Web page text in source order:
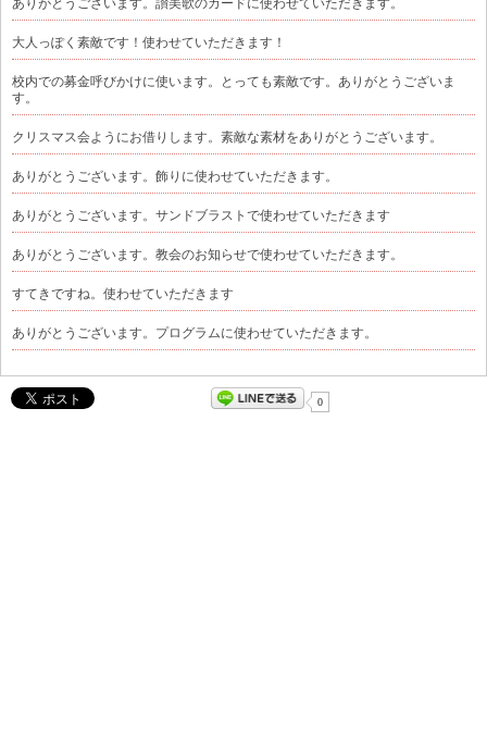
ありがとうございます。讃美歌のカードに使わせていただきます。
大人っぽく素敵です！使わせていただきます！
校内での募金呼びかけに使います。とっても素敵です。ありがとうございま
す。
クリスマス会ようにお借りします。素敵な素材をありがとうございます。
ありがとうございます。飾りに使わせていただきます。
ありがとうございます。サンドブラストで使わせていただきます
ありがとうございます。教会のお知らせで使わせていただきます。
すてきですね。使わせていただきます
ありがとうございます。プログラムに使わせていただきます。
0